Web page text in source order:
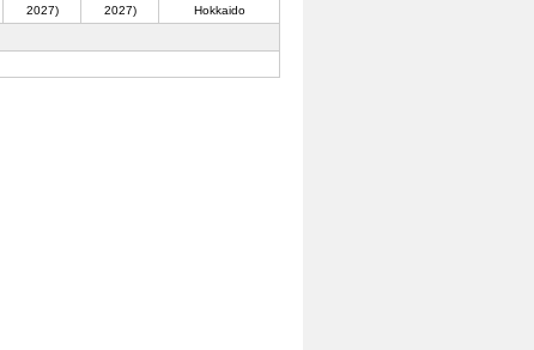
2027)
2027)
Hokkaido